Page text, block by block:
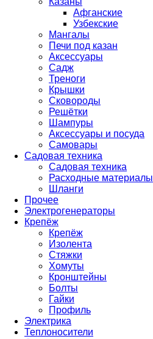
Афганские
Узбекские
Мангалы
Печи под казан
Аксессуары
Садж
Треноги
Крышки
Сковороды
Решётки
Шампуры
Аксессуары и посуда
Самовары
Садовая техника
Садовая техника
Расходные материалы
Шланги
Прочее
Электрогенераторы
Крепёж
Крепёж
Изолента
Стяжки
Хомуты
Кронштейны
Болты
Гайки
Профиль
Электрика
Теплоносители